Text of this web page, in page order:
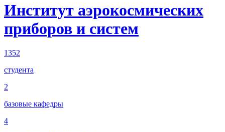
Институт аэрокосмических
приборов и систем
1352
студента
2
базовые кафедры
4